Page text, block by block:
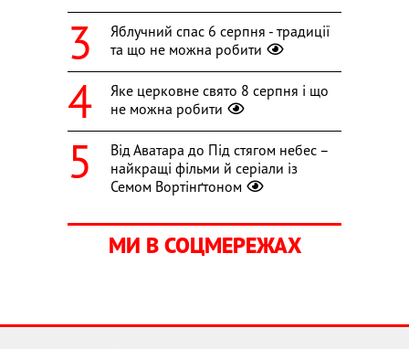
Яблучний спас 6 серпня - традиції
та що не можна робити
Яке церковне свято 8 серпня і що
не можна робити
Від Аватара до Під стягом небес –
найкращі фільми й серіали із
Семом Вортінґтоном
МИ В СОЦМЕРЕЖАХ